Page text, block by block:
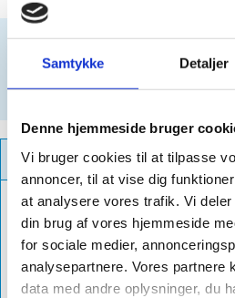
Samtykke Detaljer
Denne hjemmeside bruger
Vi bruger cookies til at tilpasse
annoncer, til at vise dig
at analysere vores trafik. Vi
din brug af vores hjemmeside
for sociale medier,
analysepartnere. Vores partnere
data med andre oplysninger, du
You have to be
logged into buy
Create login
PRODUCT INFORMATION
Color
sort
Roof Ridge
45°
Diameter
ø150